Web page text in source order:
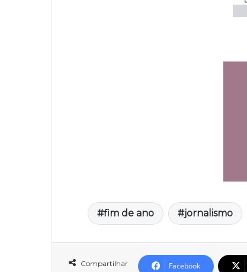
fim de ano jornalismo
Compartilhar Facebook